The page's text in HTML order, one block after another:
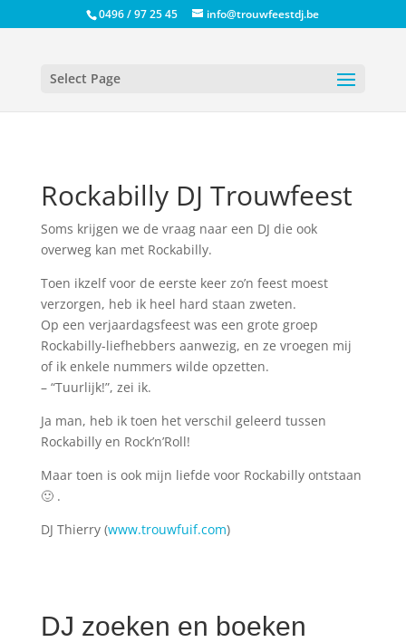
0496 / 97 25 45 info@trouwfeestdj.be
Select Page
Rockabilly DJ Trouwfeest
Soms krijgen we de vraag naar een DJ die ook
overweg kan met Rockabilly.
Toen ikzelf voor de eerste keer zo’n feest moest
verzorgen, heb ik heel hard staan zweten.
Op een verjaardagsfeest was een grote groep
Rockabilly-liefhebbers aanwezig, en ze vroegen mij
of ik enkele nummers wilde opzetten.
– “Tuurlijk!”, zei ik.
Ja man, heb ik toen het verschil geleerd tussen
Rockabilly en Rock’n’Roll!
Maar toen is ook mijn liefde voor Rockabilly ontstaan
🙂 .
DJ Thierry (www.trouwfuif.com)
DJ zoeken en boeken